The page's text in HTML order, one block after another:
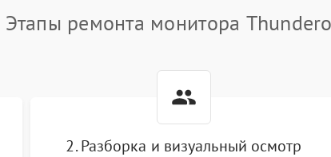
Этапы ремонта монитора
2. Разборка и визуальный осмотр